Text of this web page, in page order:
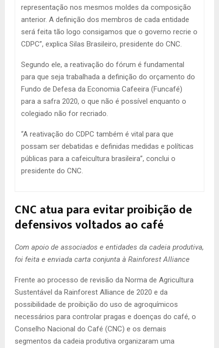
representação nos mesmos moldes da composição
anterior. A definição dos membros de cada entidade
será feita tão logo consigamos que o governo recrie o
CDPC”, explica Silas Brasileiro, presidente do CNC.
Segundo ele, a reativação do fórum é fundamental
para que seja trabalhada a definição do orçamento do
Fundo de Defesa da Economia Cafeeira (Funcafé)
para a safra 2020, o que não é possível enquanto o
colegiado não for recriado.
“A reativação do CDPC também é vital para que
possam ser debatidas e definidas medidas e políticas
públicas para a cafeicultura brasileira”, conclui o
presidente do CNC.
CNC atua para evitar proibição de
defensivos voltados ao café
Com apoio de associados e entidades da cadeia produtiva,
foi feita e enviada carta conjunta à Rainforest Alliance
Frente ao processo de revisão da Norma de Agricultura
Sustentável da Rainforest Alliance de 2020 e da
possibilidade de proibição do uso de agroquímicos
necessários para controlar pragas e doenças do café, o
Conselho Nacional do Café (CNC) e os demais
segmentos da cadeia produtiva organizaram uma